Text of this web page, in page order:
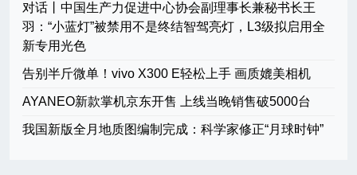
对话丨中国生产力促进中心协会副理事长兼秘书长王
羽：“小蓝灯”被禁用不是终结智驾亮灯，L3级拟启用全
新专用光色
告别半斤微单！vivo X300 E轻松上手 画质媲美相机
AYANEO新款掌机京东开售 上线当晚销售破5000台
我国新版全月地质图编制完成：科学家修正“月球时钟”